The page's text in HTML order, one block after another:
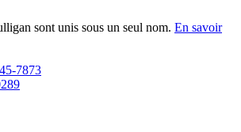
sont unis sous un seul nom. En savoir
7873